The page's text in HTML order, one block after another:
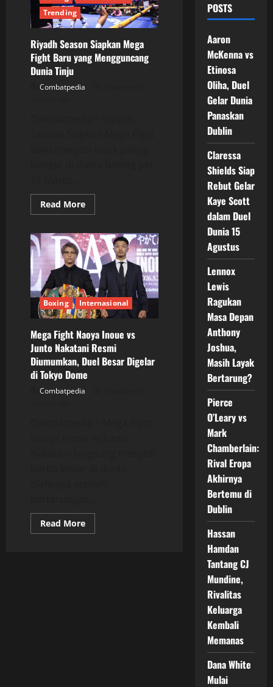
Trending
Riyadh Season Siapkan Mega
Fight Baru yang Mengguncang
Dunia Tinju
Combatpedia
Read MoreRead
more
Season
Siapkan
Mega
Fight
Baru
yang
Mengguncang
Dunia
Tinju
Boxing Internasional
Mega Fight Naoya Inoue vs
Junto Nakatani Resmi
Diumumkan, Duel Besar Digelar
di Tokyo Dome
Combatpedia
Read MoreRead
more
POSTS
Aaron
McKenna vs
Etinosa
Oliha, Duel
Gelar Dunia
Panaskan
Dublin
Claressa
Shields Siap
Rebut Gelar
Kaye Scott
dalam Duel
Dunia 15
Agustus
Lennox
Lewis
Ragukan
Masa Depan
Anthony
Joshua,
Masih Layak
Bertarung?
Pierce
O’Leary vs
Mark
Chamberlain:
Rival Eropa
Akhirnya
Bertemu di
Dublin
Hassan
Hamdan
Tantang CJ
Mundine,
Rivalitas
Keluarga
Kembali
Memanas
Dana White
Mulai